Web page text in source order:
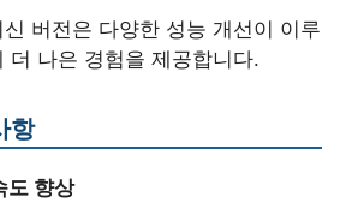
버전은 다양한 성능 개선이 이루
더 나은 경험을 제공합니다.
항
도 향상